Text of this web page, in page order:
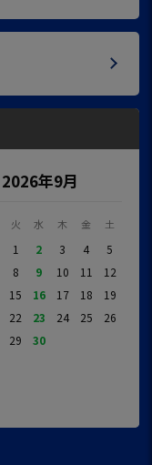
2026年9月
火 水 木 金 土
1 2 3 4
5
8 9 10 11
12
15 16 17 18
19
22 23 24 25
26
29 30